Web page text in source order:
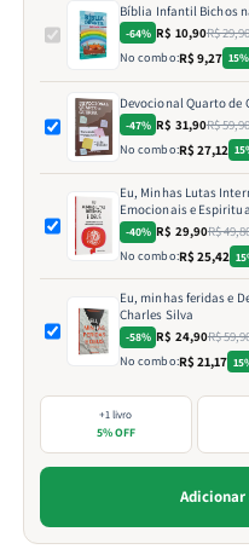
Bíblia Infantil Bichos
-64% R$ 10,90R$
No combo:R$ 9,27
Devocional Quarto de
-47% R$ 31,90R$
No combo:R$ 27,12
Eu, Minhas Lutas
Emocionais e
-40% R$ 29,90R$
No combo:R$ 25,42
Eu, minhas feridas e
Charles Silva
-58% R$ 24,90R$
No combo:R$ 21,17
+1 livro
5% OFF